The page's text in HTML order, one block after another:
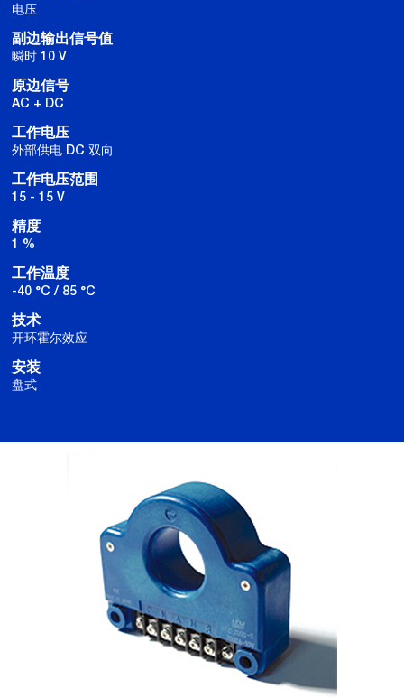
电压
副边输出信号值
瞬时 10 V
原边信号
AC + DC
工作电压
外部供电 DC 双向
工作电压范围
15 - 15 V
精度
1 %
工作温度
-40 °C / 85 °C
技术
开环霍尔效应
安装
盘式